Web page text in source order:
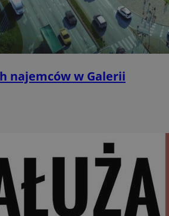
najemców w Galerii